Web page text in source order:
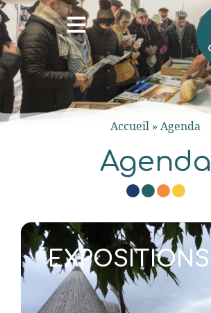
Accueil » Agenda
Agenda
EXPOSITIONS